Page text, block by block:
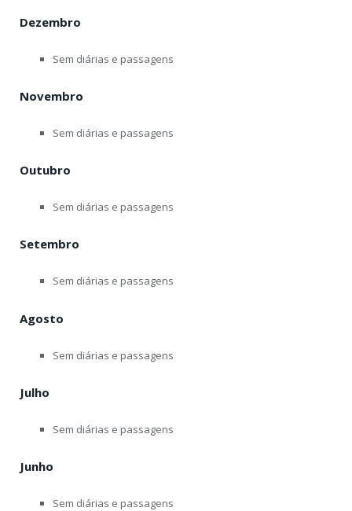
Dezembro
Sem diárias e passagens
Novembro
Sem diárias e passagens
Outubro
Sem diárias e passagens
Setembro
Sem diárias e passagens
Agosto
Sem diárias e passagens
Julho
Sem diárias e passagens
Junho
Sem diárias e passagens